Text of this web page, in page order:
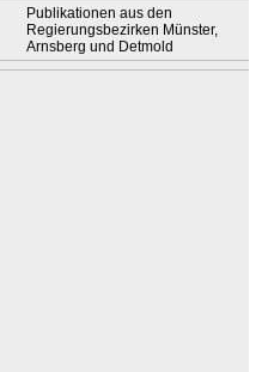
Publikationen aus den
Regierungsbezirken Münster,
Arnsberg und Detmold